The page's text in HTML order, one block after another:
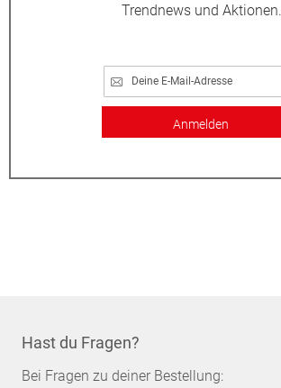
Trendnews und Aktionen.
Anmelden
Hast du Fragen?
Bei Fragen zu deiner Bestellung: